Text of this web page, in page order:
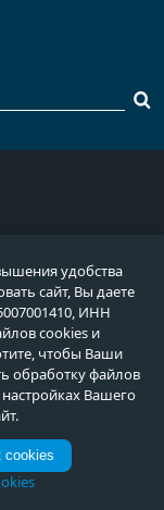
удобства
сайт, Вы даете
ИНН
cookies и
чтобы Ваши
обработку файлов
Вашего
cookies